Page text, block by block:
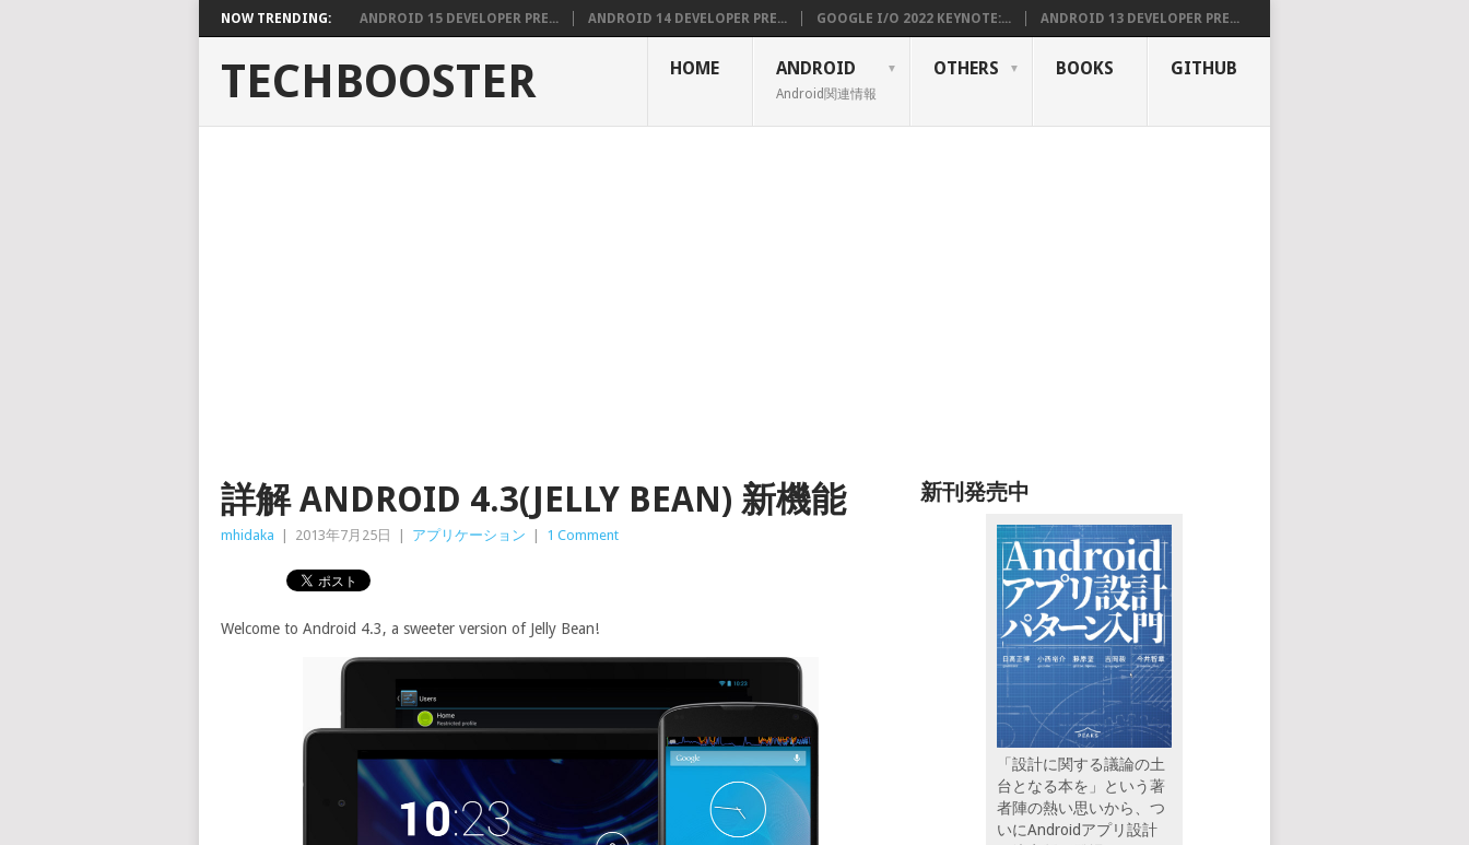
NOW TRENDING: ANDROID 15 DEVELOPER PRE... ANDROID 14 DEVELOPER PRE... GOOGLE I/O 2022 KEYNOTE:... ANDROID 13 DEVELOPER PRE...
TECHBOOSTER HOME ANDROID
Android関連情報
OTHERS BOOKS GITHUB
詳解 ANDROID 4.3(JELLY BEAN) 新機能
mhidaka 2013年7月25日 アプリケーション 1 Comment
Welcome to Android 4.3, a sweeter version of Jelly Bean!
新刊発売中
「設計に関する議論の土
台となる本を」という著
者陣の熱い思いから、つ
いにAndroidアプリ設計